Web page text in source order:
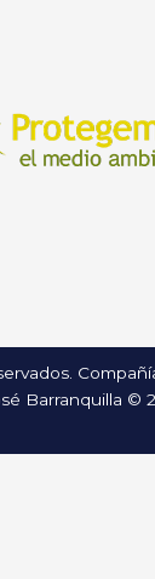
Barranquilla ©